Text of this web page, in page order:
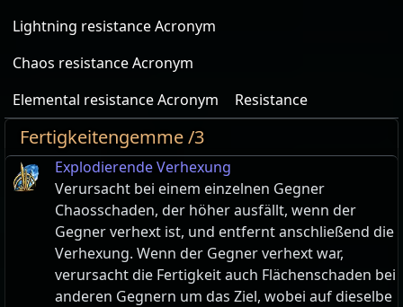
Lightning resistance Acronym
Chaos resistance Acronym
Elemental resistance Acronym
Resistance
Fertigkeitengemme /3
Explodierende Verhexung
Verursacht bei einem einzelnen Gegner
Chaosschaden, der höher ausfällt, wenn der
Gegner verhext ist, und entfernt anschließend die
Verhexung. Wenn der Gegner verhext war,
verursacht die Fertigkeit auch Flächenschaden bei
anderen Gegnern um das Ziel, wobei auf dieselbe